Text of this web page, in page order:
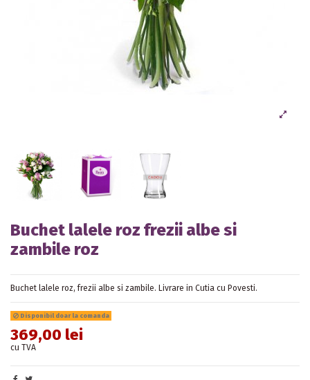
Buchet lalele roz frezii albe si
zambile roz
Buchet lalele roz, frezii albe si zambile. Livrare in Cutia cu Povesti.
Disponibil doar la comanda
369,00 lei
cu TVA